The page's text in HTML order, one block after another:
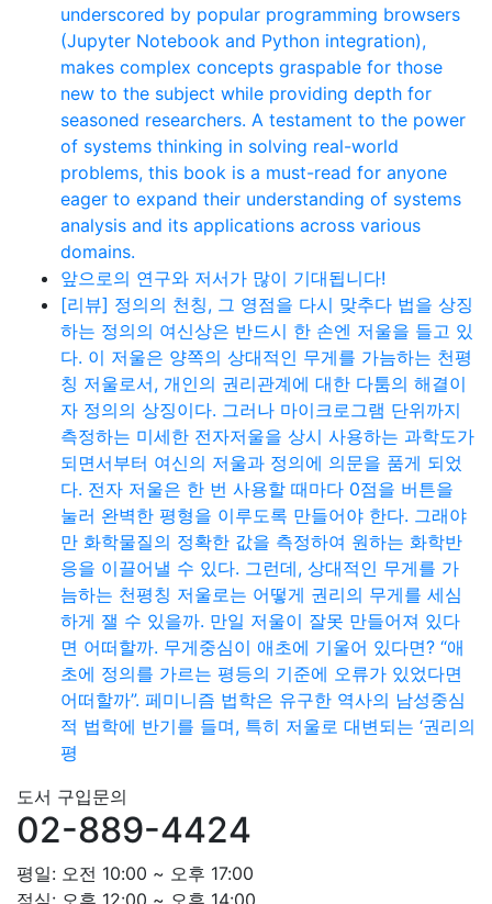
underscored by popular programming browsers
(Jupyter Notebook and Python integration),
makes complex concepts graspable for those
new to the subject while providing depth for
seasoned researchers. A testament to the power
of systems thinking in solving real-world
problems, this book is a must-read for anyone
eager to expand their understanding of systems
analysis and its applications across various
domains.
앞으로의 연구와 저서가 많이 기대됩니다!
[리뷰] 정의의 천칭, 그 영점을 다시 맞추다 법을 상징
하는 정의의 여신상은 반드시 한 손엔 저울을 들고 있
다. 이 저울은 양쪽의 상대적인 무게를 가늠하는 천평
칭 저울로서, 개인의 권리관계에 대한 다툼의 해결이
자 정의의 상징이다. 그러나 마이크로그램 단위까지
측정하는 미세한 전자저울을 상시 사용하는 과학도가
되면서부터 여신의 저울과 정의에 의문을 품게 되었
다. 전자 저울은 한 번 사용할 때마다 0점을 버튼을
눌러 완벽한 평형을 이루도록 만들어야 한다. 그래야
만 화학물질의 정확한 값을 측정하여 원하는 화학반
응을 이끌어낼 수 있다. 그런데, 상대적인 무게를 가
늠하는 천평칭 저울로는 어떻게 권리의 무게를 세심
하게 잴 수 있을까. 만일 저울이 잘못 만들어져 있다
면 어떠할까. 무게중심이 애초에 기울어 있다면? “애
초에 정의를 가르는 평등의 기준에 오류가 있었다면
어떠할까”. 페미니즘 법학은 유구한 역사의 남성중심
적 법학에 반기를 들며, 특히 저울로 대변되는 ‘권리의
평
도서 구입문의
02-889-4424
평일: 오전 10:00 ~ 오후 17:00
점심: 오후 12:00 ~ 오후 14:00